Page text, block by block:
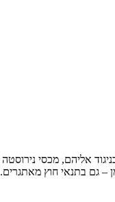
– גם בתנאי חוץ מאתגרים.